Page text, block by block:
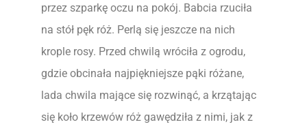
przez szparkę oczu na pokój. Babcia rzuciła
na stół pęk róż. Perlą się jeszcze na nich
krople rosy. Przed chwilą wróciła z ogrodu,
gdzie obcinała najpiękniejsze pąki różane,
lada chwila mające się rozwinąć, a krzątając
się koło krzewów róż gawędziła z nimi, jak z